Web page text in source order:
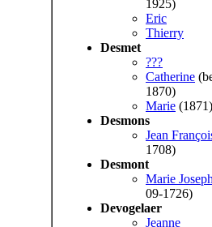
1925)
Eric
Thierry
Desmet
???
Catherine
1870)
Marie (1871)
Desmons
Jean
1708)
Desmont
Marie
09-1726)
Devogelaer
Jeanne